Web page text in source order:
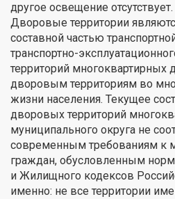
другое освещение отсутствует.
Дворовые территории
составной частью
транспортно-
территорий многоквартирных
дворовым территориям во
жизни населения. Текущее
дворовых территорий
муниципального округа не
современным требованиям к
граждан, обусловленным
и Жилищного кодексов
именно: не все территории